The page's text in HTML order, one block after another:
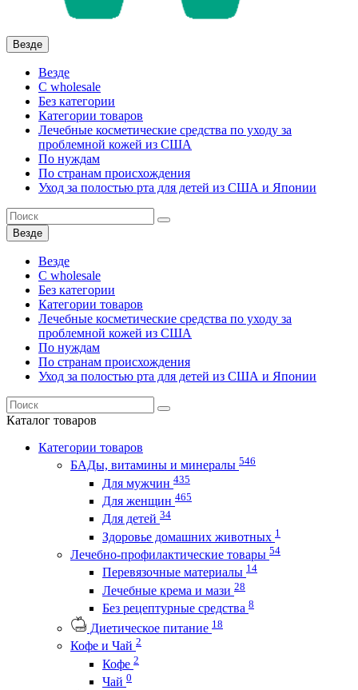
Везде
Везде
C wholesale
Без категории
Категории товаров
Лечебные косметические средства по уходу за
проблемной кожей из США
По нуждам
По странам происхождения
Уход за полостью рта для детей из США и Японии
Везде
Везде
C wholesale
Без категории
Категории товаров
Лечебные косметические средства по уходу за
проблемной кожей из США
По нуждам
По странам происхождения
Уход за полостью рта для детей из США и Японии
Каталог товаров
Категории товаров
БАДы, витамины и минералы 546
Для мужчин 435
Для женщин 465
Для детей 34
Здоровье домашних животных 1
Лечебно-профилактические товары 54
Перевязочные материалы 14
Лечебные крема и мази 28
Без рецептурные средства 8
Диетическое питание 18
Кофе и Чай 2
Кофе 2
Чай 0